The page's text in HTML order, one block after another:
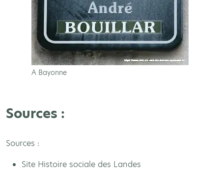
A Bayonne
Sources :
Sources :
Site Histoire sociale des Landes